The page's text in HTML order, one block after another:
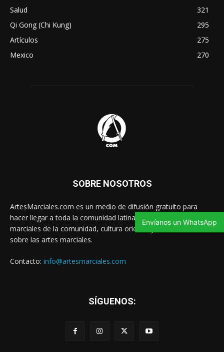
Salud
321
Qi Gong (Chi Kung)
295
Artículos
275
Mexico
270
SOBRE NOSOTROS
ArtesMarciales.com es un medio de difusión gratuito para
hacer llegar a toda la comunidad latina las noticias de artes
marciales de la comunidad, cultura oriental y contenido valioso
sobre las artes marciales.
Contacto: info@artesmarciales.com
SÍGUENOS:
Envíanos un WhatsApp